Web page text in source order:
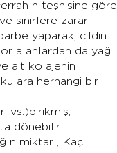
teşhisine göre
sinirlere zarar
yaparak, cildin
alanlardan da yağ
ait kolajenin
herhangi bir
vs.)birikmiş,
dönebilir.
miktarı, Kaç